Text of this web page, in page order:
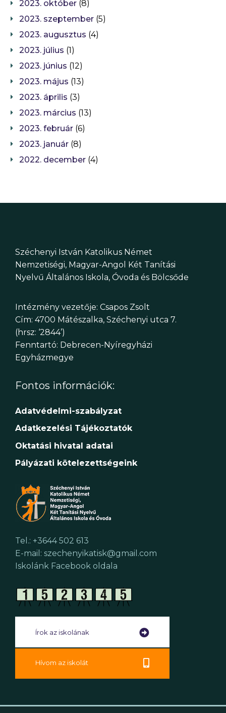
2023. október (8)
2023. szeptember (5)
2023. augusztus (4)
2023. július (1)
2023. június (12)
2023. május (13)
2023. április (3)
2023. március (13)
2023. február (6)
2023. január (8)
2022. december (4)
Széchenyi István Katolikus Német
Nemzetiségi, Magyar-Angol Két Tanítási
Nyelvű Általános Iskola, Óvoda és Bölcsőde
Intézmény vezetője: Csapos Zsolt
Cím: 4700 Mátészalka, Széchenyi utca 7.
(hrsz: ‘2844’)
Fenntartó: Debrecen-Nyíregyházi
Egyházmegye
Fontos információk:
Adatvédelmi-szabályzat
Adatkezelési Tájékoztatók
Oktatási hivatal adatai
Pályázati kötelezettségeink
Tel.: +3644 502 613
E-mail: szechenyikatisk@gmail.com
Iskolánk Facebook oldala
Írok az iskolának
Hívom az iskolát